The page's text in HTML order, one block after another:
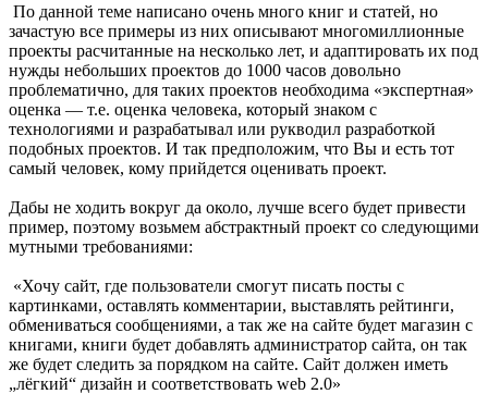
По данной теме написано очень много книг и статей, но
зачастую все примеры из них описывают многомиллионные
проекты расчитанные на несколько лет, и адаптировать их под
нужды небольших проектов до 1000 часов довольно
проблематично, для таких проектов необходима «экспертная»
оценка — т.е. оценка человека, который знаком с
технологиями и разрабатывал или рукводил разработкой
подобных проектов. И так предположим, что Вы и есть тот
самый человек, кому прийдется оценивать проект.
Дабы не ходить вокруг да около, лучше всего будет привести
пример, поэтому возьмем абстрактный проект со следующими
мутными требованиями:
«Хочу сайт, где пользователи смогут писать посты с
картинками, оставлять комментарии, выставлять рейтинги,
обмениваться сообщениями, а так же на сайте будет магазин с
книгами, книги будет добавлять администратор сайта, он так
же будет следить за порядком на сайте. Сайт должен иметь
„лёгкий“ дизайн и соответствовать web 2.0»